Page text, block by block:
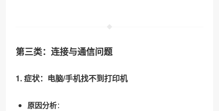
第三类：连接与通信问题
1. 症状：电脑/手机找不到打印机
原因分析：